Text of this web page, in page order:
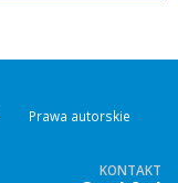
Prawa autorskie
KONTAKT